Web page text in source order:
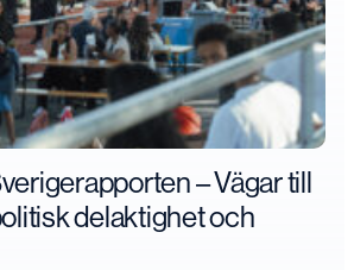
– Vägar till
delaktighet och